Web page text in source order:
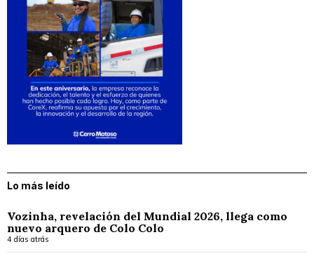
Lo más leído
Vozinha, revelación del Mundial 2026, llega como
nuevo arquero de Colo Colo
4 días atrás